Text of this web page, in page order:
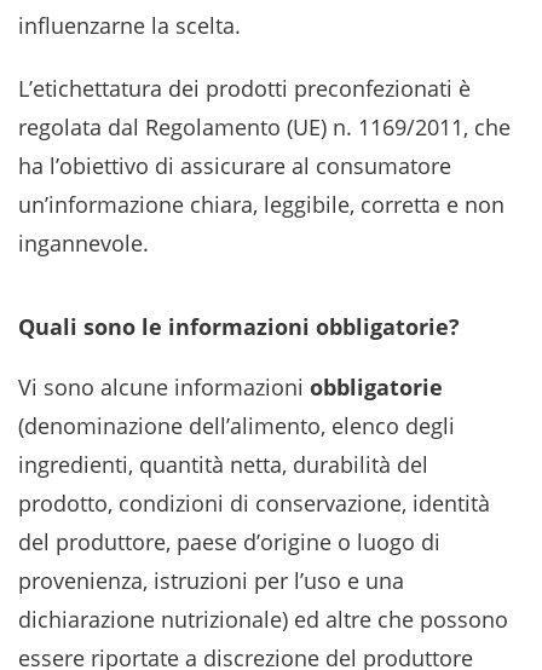
influenzarne la scelta.
L’etichettatura dei prodotti preconfezionati è
regolata dal Regolamento (UE) n. 1169/2011, che
ha l’obiettivo di assicurare al consumatore
un’informazione chiara, leggibile, corretta e non
ingannevole.
Quali sono le informazioni obbligatorie?
Vi sono alcune informazioni obbligatorie
(denominazione dell’alimento, elenco degli
ingredienti, quantità netta, durabilità del
prodotto, condizioni di conservazione, identità
del produttore, paese d’origine o luogo di
provenienza, istruzioni per l’uso e una
dichiarazione nutrizionale) ed altre che possono
essere riportate a discrezione del produttore